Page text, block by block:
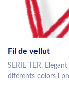
Fil de vellut
SERIE TER. Elegant
diferents colors i